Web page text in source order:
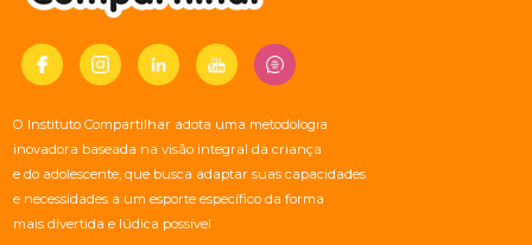
O Instituto Compartilhar adota uma metodologia
inovadora baseada na visão integral da criança
e do adolescente, que busca adaptar suas capacidades
e necessidades a um esporte específico da forma
mais divertida e lúdica possível